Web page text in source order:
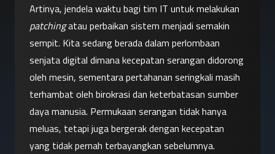
patching atau perbaikan sistem menjadi semakin
sempit. Kita sedang berada dalam perlombaan
senjata digital dimana kecepatan serangan didorong
oleh mesin, sementara pertahanan seringkali masih
terhambat oleh birokrasi dan keterbatasan sumber
daya manusia. Permukaan serangan tidak hanya
meluas, tetapi juga bergerak dengan kecepatan
yang tidak pernah terbayangkan sebelumnya.